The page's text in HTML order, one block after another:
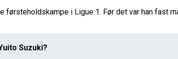
førsteholdskampe i Ligue 1. Før det var han fast
Suzuki?